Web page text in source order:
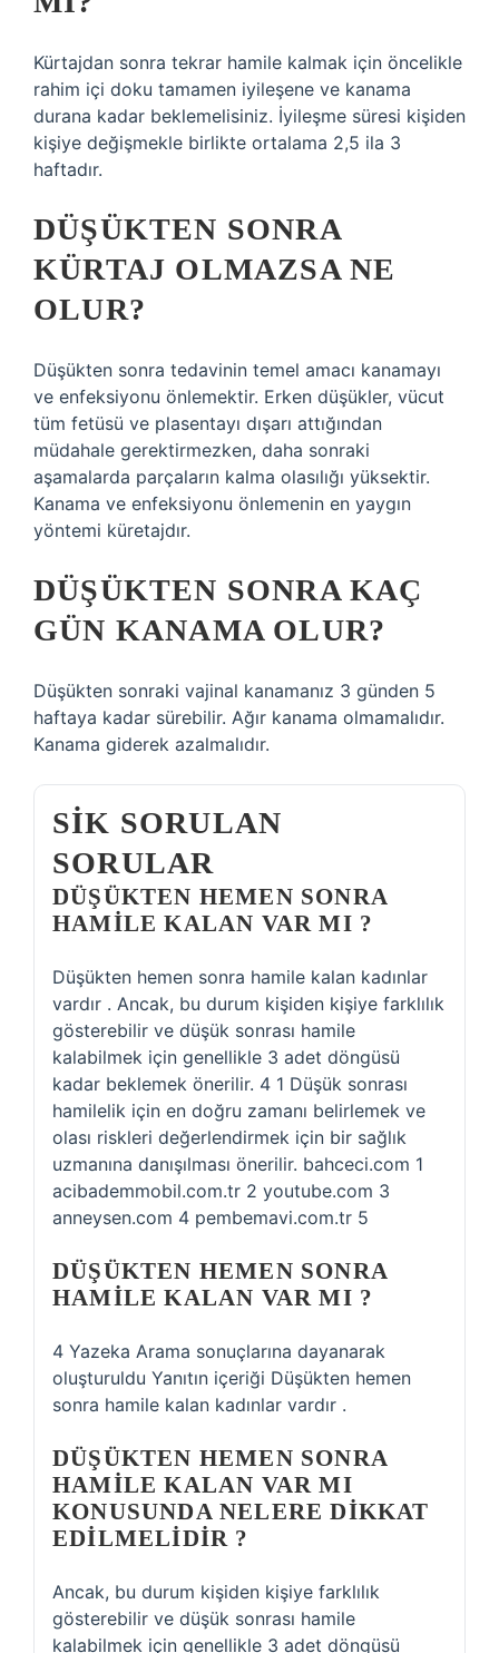
Kürtajdan sonra tekrar hamile kalmak için öncelikle
rahim içi doku tamamen iyileşene ve kanama
durana kadar beklemelisiniz. İyileşme süresi kişiden
kişiye değişmekle birlikte ortalama 2,5 ila 3
haftadır.
DÜŞÜKTEN SONRA
KÜRTAJ OLMAZSA NE
OLUR?
Düşükten sonra tedavinin temel amacı kanamayı
ve enfeksiyonu önlemektir. Erken düşükler, vücut
tüm fetüsü ve plasentayı dışarı attığından
müdahale gerektirmezken, daha sonraki
aşamalarda parçaların kalma olasılığı yüksektir.
Kanama ve enfeksiyonu önlemenin en yaygın
yöntemi küretajdır.
DÜŞÜKTEN SONRA KAÇ
GÜN KANAMA OLUR?
Düşükten sonraki vajinal kanamanız 3 günden 5
haftaya kadar sürebilir. Ağır kanama olmamalıdır.
Kanama giderek azalmalıdır.
SIK SORULAN
SORULAR
DÜŞÜKTEN HEMEN SONRA
HAMILE KALAN VAR MI ?
Düşükten hemen sonra hamile kalan kadınlar
vardır . Ancak, bu durum kişiden kişiye farklılık
gösterebilir ve düşük sonrası hamile
kalabilmek için genellikle 3 adet döngüsü
kadar beklemek önerilir. 4 1 Düşük sonrası
hamilelik için en doğru zamanı belirlemek ve
olası riskleri değerlendirmek için bir sağlık
uzmanına danışılması önerilir. bahceci.com 1
acibademmobil.com.tr 2 youtube.com 3
anneysen.com 4 pembemavi.com.tr 5
DÜŞÜKTEN HEMEN SONRA
HAMILE KALAN VAR MI ?
4 Yazeka Arama sonuçlarına dayanarak
oluşturuldu Yanıtın içeriği Düşükten hemen
sonra hamile kalan kadınlar vardır .
DÜŞÜKTEN HEMEN SONRA
HAMILE KALAN VAR MI
KONUSUNDA NELERE DIKKAT
EDILMELIDIR ?
Ancak, bu durum kişiden kişiye farklılık
gösterebilir ve düşük sonrası hamile
kalabilmek için genellikle 3 adet döngüsü